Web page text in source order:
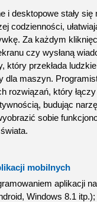
i desktopowe stały się
codzienności,
Za każdym
czy wysłaną
który przekłada
dla maszyn.
rozwiązań, który
budując
sobie
mobilnych
aplikacji
Windows 8.1